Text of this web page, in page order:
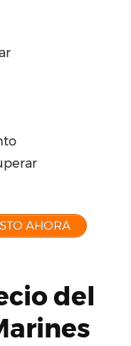
AHORA
del